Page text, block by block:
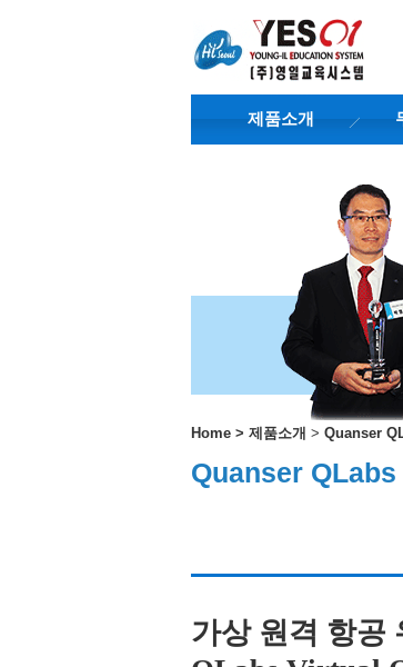
제품소개
Home > 제품소개 > Quanser
Quanser QLabs
가상 원격 항공